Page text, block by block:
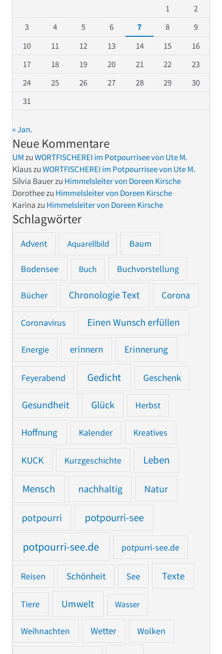
1
2
3
4 5 6 7 8
9
10
11 12 13 14 15
16
17
18 19 20 21 22
23
24
25 26 27 28 29
30
31
« Jan.
Neue Kommentare
UMzuWORTFISCHEREI im Potpourrisee von Ute M.
KlauszuWORTFISCHEREI im Potpourrisee von Ute M.
Silvia Bauerzu Himmelsleiter von Doreen Kirsche
Dorotheezu Himmelsleiter von Doreen Kirsche
Karinazu Himmelsleiter von Doreen Kirsche
Schlagwörter
Advent Aquarellbild Baum
Bodensee Buch Buchvorstellung
Bücher Chronologie Text Corona
Coronavirus Einen Wunsch erfüllen
Energie erinnern Erinnerung
Feyerabend Gedicht Geschenk
Gesundheit Glück Herbst
Hoffnung Kalender Kreatives
KUCK Kurzgeschichte Leben
Mensch nachhaltig Natur
potpourri potpourri-see
potpourri-see.de potpurri-see.de
Reisen Schönheit See Texte
Tiere Umwelt Wasser
Weihnachten Wetter Wolken